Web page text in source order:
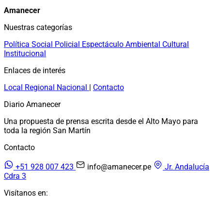
Amanecer
Nuestras categorías
Política Social Policial Espectáculo Ambiental Cultural
Institucional
Enlaces de interés
Local Regional Nacional | Contacto
Diario Amanecer
Una propuesta de prensa escrita desde el Alto Mayo para
toda la región San Martín
Contacto
+51 928 007 423 info@amanecer.pe
Jr. Andalucía
Cdra 3
Visítanos en: